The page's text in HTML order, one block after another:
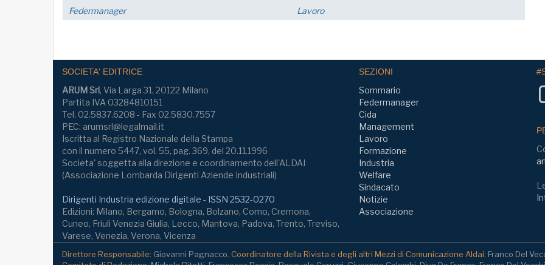
SOCIETA' EDITRICE
ARUM Srl, Via Larga 31, 20122 Milano
Partita IVA 03284810151
Tel. 02.5837.6208 - Fax 02.5830.7557
PEC: arumsrl@legalmail.it
Iscritta al Registro Nazionale della Stampa
con il numero 5447, vol. 55, pag. 369, del 20.11.1996
Societa' soggetta alla direzione e coordinamento dell'ALDAI
(Associazione Lombarda Dirigenti Aziende Industriali)
Dirigenti Industria edizione digitale - ISSN 2532-0270
Edizioni: Milano, Bergamo, Bologna, Bolzano, Como, Cremona,
Cuneo, Friuli Venezia Giulia, Lecco, Mantova, Padova, Trento, Treviso,
Varese, Venezia, Verona, Vicenza
SEZIONI
Sommario
Federmanager
Cida
Management
Lavoro
Formazione
Industria
Welfare
Sindacato
Notizie
Associazione
Direttore Responsabile: Giovanni Pagnacco. Coordinatore della Rivista e degli altri Mezzi di Comunicazione Aldai: Franco Del